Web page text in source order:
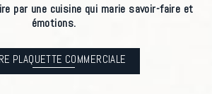
par une cuisine qui marie savoir-faire et
émotions.
PLAQUETTE COMMERCIALE